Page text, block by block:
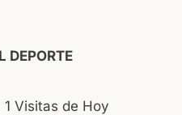
DEPORTE
1 Visitas de Hoy